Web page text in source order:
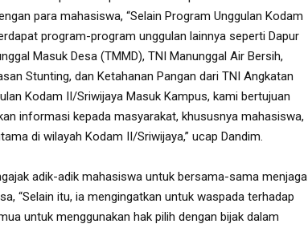
para mahasiswa, “Selain Program Unggulan Kodam
program-program unggulan lainnya seperti Dapur
Masuk Desa (TMMD), TNI Manunggal Air Bersih,
Stunting, dan Ketahanan Pangan dari TNI Angkatan
Kodam II/Sriwijaya Masuk Kampus, kami bertujuan
informasi kepada masyarakat, khususnya mahasiswa,
di wilayah Kodam II/Sriwijaya,” ucap Dandim.
adik-adik mahasiswa untuk bersama-sama menjaga
“Selain itu, ia mengingatkan untuk waspada terhadap
untuk menggunakan hak pilih dengan bijak dalam